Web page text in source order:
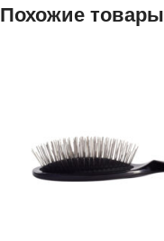
Похожие товары